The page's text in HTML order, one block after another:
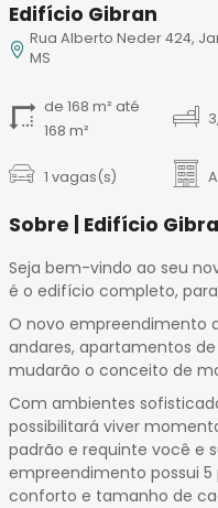
7
8
10
11
12
13
14
16
17
18
19
20
21
22
23
24
Edifício Gibran
Rua Alberto Neder 424,
MS
de 168 m² até
168 m²
1 vagas(s)
Sobre | Edifício
Seja bem-vindo ao seu
é o edifício completo,
O novo empreendimento
andares, apartamentos
mudarão o conceito de
Com ambientes
possibilitará viver
padrão e requinte você e
empreendimento possui
conforto e tamanho de